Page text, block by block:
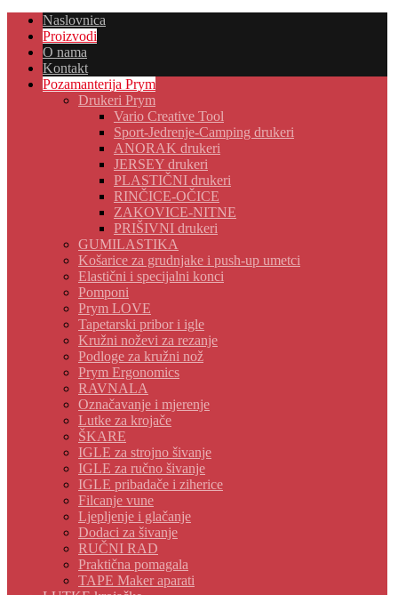
Naslovnica
Proizvodi
O nama
Kontakt
Pozamanterija Prym
Drukeri Prym
Vario Creative Tool
Sport-Jedrenje-Camping drukeri
ANORAK drukeri
JERSEY drukeri
PLASTIČNI drukeri
RINČICE-OČICE
ZAKOVICE-NITNE
PRIŠIVNI drukeri
GUMILASTIKA
Košarice za grudnjake i push-up umetci
Elastični i specijalni konci
Pomponi
Prym LOVE
Tapetarski pribor i igle
Kružni noževi za rezanje
Podloge za kružni nož
Prym Ergonomics
RAVNALA
Označavanje i mjerenje
Lutke za krojače
ŠKARE
IGLE za strojno šivanje
IGLE za ručno šivanje
IGLE pribadače i ziherice
Filcanje vune
Ljepljenje i glačanje
Dodaci za šivanje
RUČNI RAD
Praktična pomagala
TAPE Maker aparati